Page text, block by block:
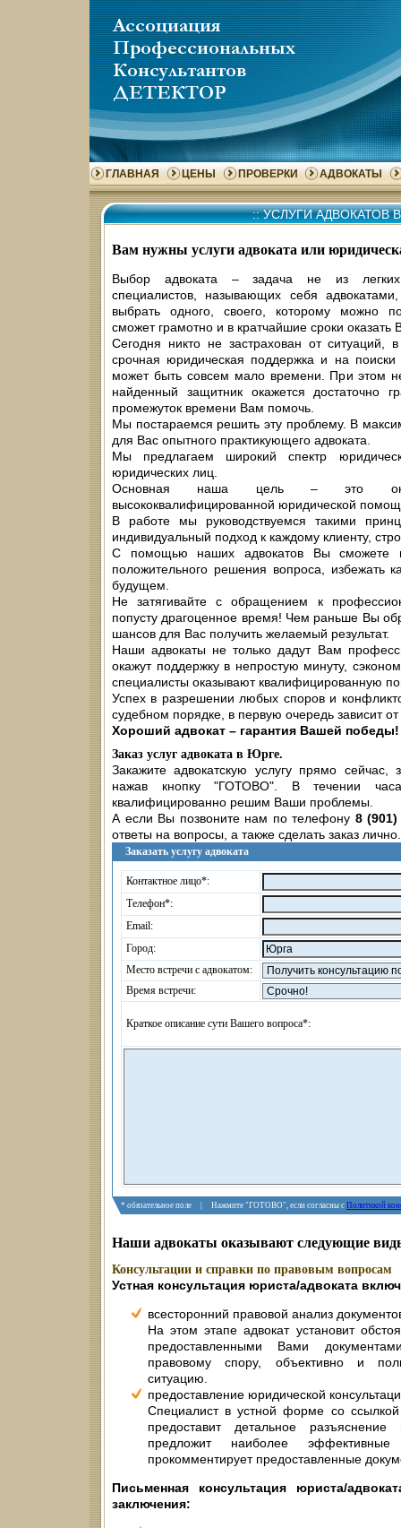
ГЛАВНАЯ ЦЕНЫ ПРОВЕРКИ АДВОКАТЫ
::УСЛУГИ АДВОКАТОВ
Вам нужны услуги адвоката или
Выбор адвоката – задача не из
специалистов, называющих себя
выбрать одного, своего, которому можно
сможет грамотно и в кратчайшие сроки
Сегодня никто не застрахован от ситуаций,
срочная юридическая поддержка и на
может быть совсем мало времени. При этом
найденный защитник окажется
промежуток времени Вам помочь.
Мы постараемся решить эту проблему. В
для Вас опытного практикующего адвоката.
Мы предлагаем широкий спектр
юридических лиц.
Основная наша цель – это
высококвалифицированной юридической
В работе мы руководствуемся такими
индивидуальный подход к каждому клиенту,
С помощью наших адвокатов Вы сможете в
положительного решения вопроса, избежать
будущем.
Не затягивайте с обращением к
попусту драгоценное время! Чем раньше Вы
шансов для Вас получить желаемый результат.
Наши адвокаты не только дадут Вам
окажут поддержку в непростую минуту,
специалисты оказывают квалифицированную
Успех в разрешении любых споров и
судебном порядке, в первую очередь зависит
Хороший адвокат – гарантия Вашей победы!
Заказ услуг адвоката в Юрге.
Закажите адвокатскую услугу прямо
нажав кнопку "ГОТОВО". В течении
квалифицированно решим Ваши проблемы.
А если Вы позвоните нам по телефону 8 (901)
ответы на вопросы, а также сделать заказ лично.
Заказать услугу адвоката
Контактное лицо*:
Телефон*:
Email:
Город:
Место встречи с адвокатом:
Время встречи:
Краткое описание сути Вашего вопроса*:
* обязательное поле | Нажмите "ГОТОВО", если согласны с Политикой
Наши адвокаты оказывают следующие
Консультации и справки по правовым вопросам
Устная консультация юриста/адвоката
всесторонний правовой анализ
На этом этапе адвокат установит
предоставленными Вами
правовому спору, объективно и
ситуацию.
предоставление юридической
Специалист в устной форме со
предоставит детальное
предложит наиболее
прокомментирует предоставленные
Письменная консультация юриста/
заключения: